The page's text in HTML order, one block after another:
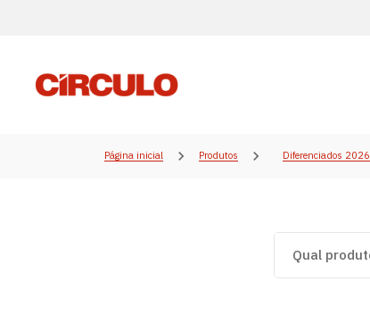
Página inicial Produtos Diferenciados 2026